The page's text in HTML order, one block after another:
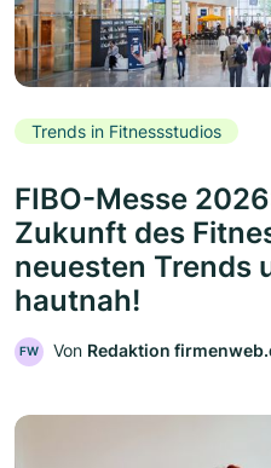
Trends in Fitnessstudios
FIBO-Messe
Zukunft des
neuesten Trends
hautnah!
FW Von Redaktion